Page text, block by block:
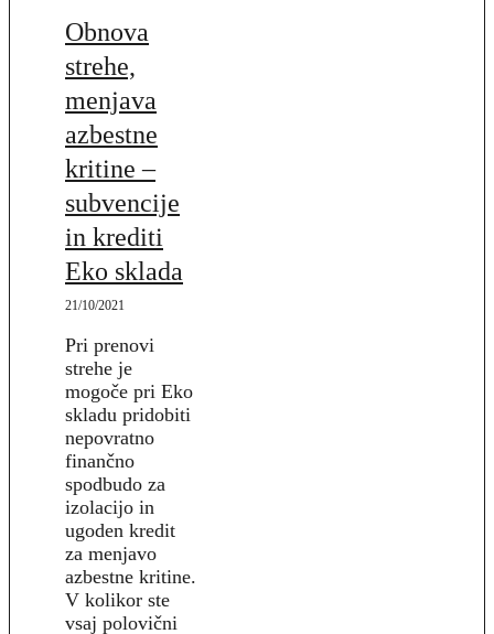
Obnova
strehe,
menjava
azbestne
kritine –
subvencije
in krediti
Eko sklada
21/10/2021
Pri prenovi
strehe je
mogoče pri Eko
skladu pridobiti
nepovratno
finančno
spodbudo za
izolacijo in
ugoden kredit
za menjavo
azbestne kritine.
V kolikor ste
vsaj polovični